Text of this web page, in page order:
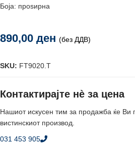
Боја: проѕирна
890,00 ден (без ДДВ)
SKU: FT9020.T
Контактирајте нè за цена
Нашиот искусен тим за продажба ќе Ви
вистинскиот производ.
031 453 905